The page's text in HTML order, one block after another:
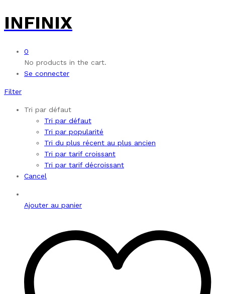
INFINIX
0
No products in the cart.
Se connecter
Filter
Tri par défaut
Tri par défaut
Tri par popularité
Tri du plus récent au plus ancien
Tri par tarif croissant
Tri par tarif décroissant
Cancel
Ajouter au panier